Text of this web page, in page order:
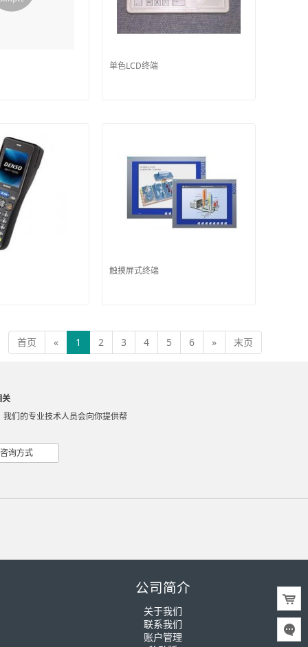
单色LCD终端
触摸屏式终端
首页 « 1 2 3 4 5 6 » 末页
关
们的专业技术人员会向你提供帮
询方式
公司简介
关于我们
联系我们
账户管理